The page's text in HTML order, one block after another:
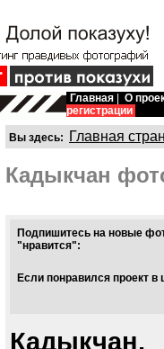
Главная
О
регистрации
Вы здесь: Главная
Кадыкчан
Подпишитесь на новые
"нравится":
Если понравился проект
Кадыкчан,